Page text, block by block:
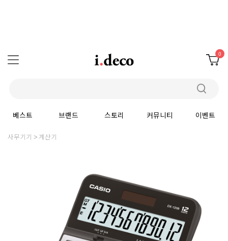
0
베스트 브랜드 스토리 커뮤니티 이벤트
사무기기 계산기